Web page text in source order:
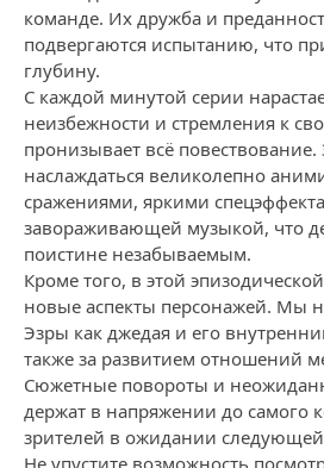
команде. Их дружба и
подвергаются испытанию, что
глубину.
С каждой минутой серии
неизбежности и стремления к
пронизывает всё повествование.
наслаждаться великолепно
сражениями, яркими
завораживающей музыкой, что
поистине незабываемым.
Кроме того, в этой
новые аспекты персонажей. Мы
Эзры как джедая и его
также за развитием отношений
Сюжетные повороты и
держат в напряжении до самого
зрителей в ожидании
Не упустите возможность